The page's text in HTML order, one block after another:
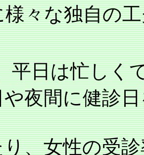
々な独自の
平日は忙しく
夜間に健診
、女性の受